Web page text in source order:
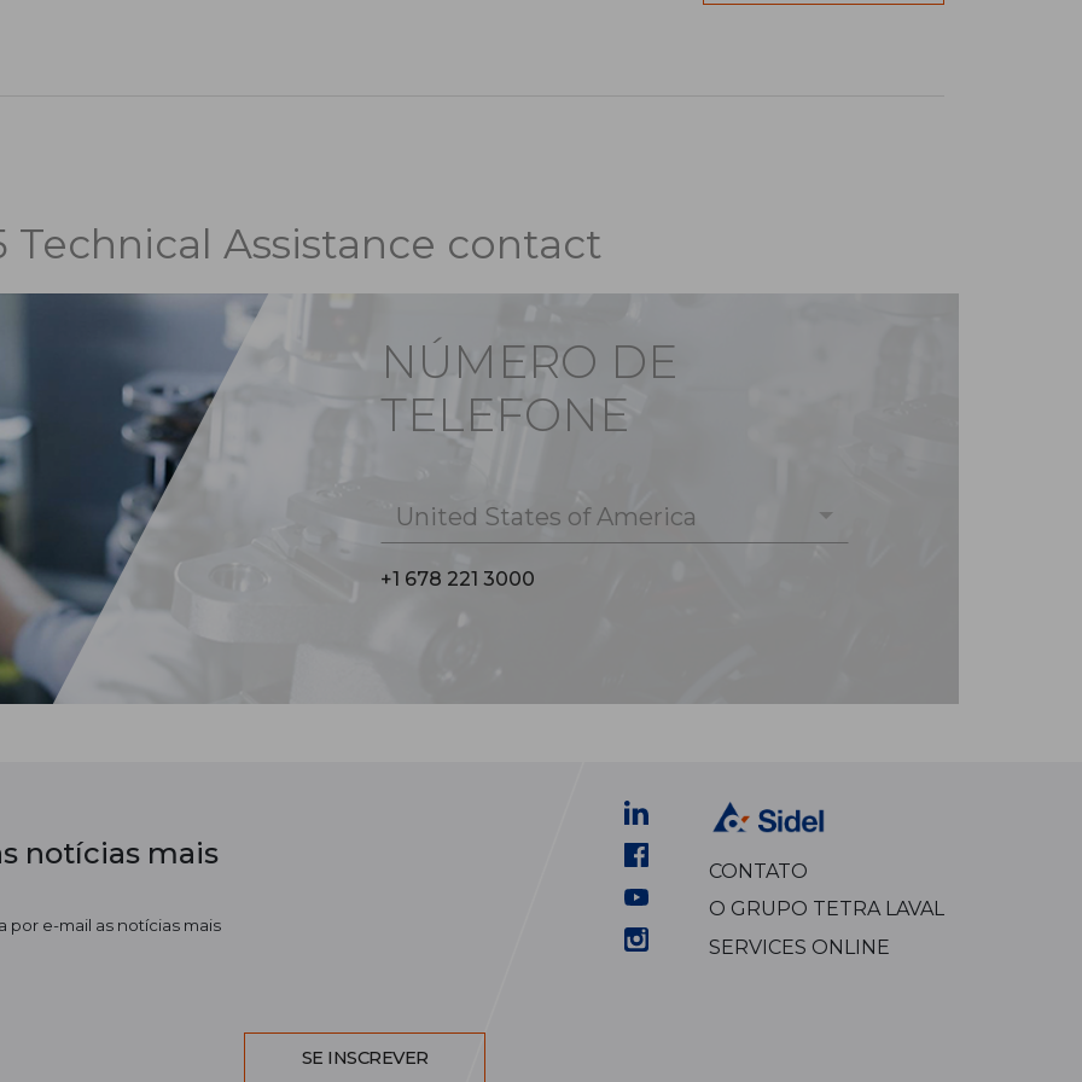
Technical Assistance contact
NÚMERO DE
TELEFONE
United States of America
+1 678 221 3000
notícias mais
por e-mail as notícias mais
SE INSCREVER
CONTATO
O GRUPO TETRA LAVAL
SERVICES ONLINE